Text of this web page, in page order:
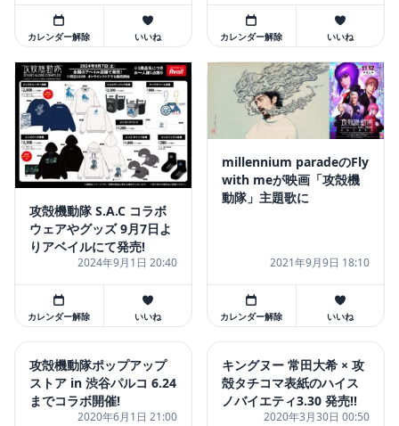
カレンダー解除 いいね カレンダー解除 いいね
攻殻機動隊 S.A.C コラボ
ウェアやグッズ 9月7日よ
りアベイルにて発売!
2024年9月1日 20:40
カレンダー解除 いいね
millennium paradeのFly
with meが映画「攻殻機
動隊」主題歌に
2021年9月9日 18:10
カレンダー解除 いいね
攻殻機動隊ポップアップ
ストア in 渋谷パルコ 6.24
までコラボ開催!
2020年6月1日 21:00
キングヌー 常田大希 × 攻
殻タチコマ表紙のハイス
ノバイエティ3.30 発売!!
2020年3月30日 00:50